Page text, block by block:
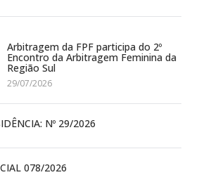
Arbitragem da FPF participa do 2º
Encontro da Arbitragem Feminina da
Região Sul
29/07/2026
Nº 29/2026
078/2026